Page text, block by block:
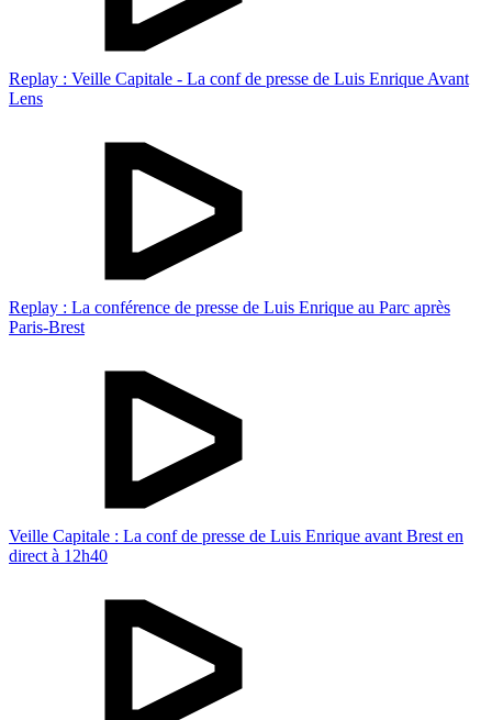
Replay : Veille Capitale - La conf de presse de Luis Enrique Avant
Lens
Replay : La conférence de presse de Luis Enrique au Parc après
Paris-Brest
Veille Capitale : La conf de presse de Luis Enrique avant Brest en
direct à 12h40